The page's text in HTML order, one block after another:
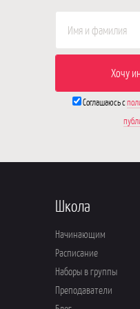
Соглашаюсь с
Школа
Начинающим
Расписание
Наборы в группы
Преподаватели